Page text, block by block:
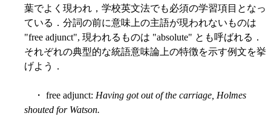
葉でよく現われ，学校英文法でも必須の学習項目となっ
ている．分詞の前に意味上の主語が現われないものは
"free adjunct", 現われるものは "absolute" とも呼ばれる．
それぞれの典型的な統語意味論上の特徴を示す例文を挙
げよう．
・ free adjunct: Having got out of the carriage, Holmes
shouted for Watson.